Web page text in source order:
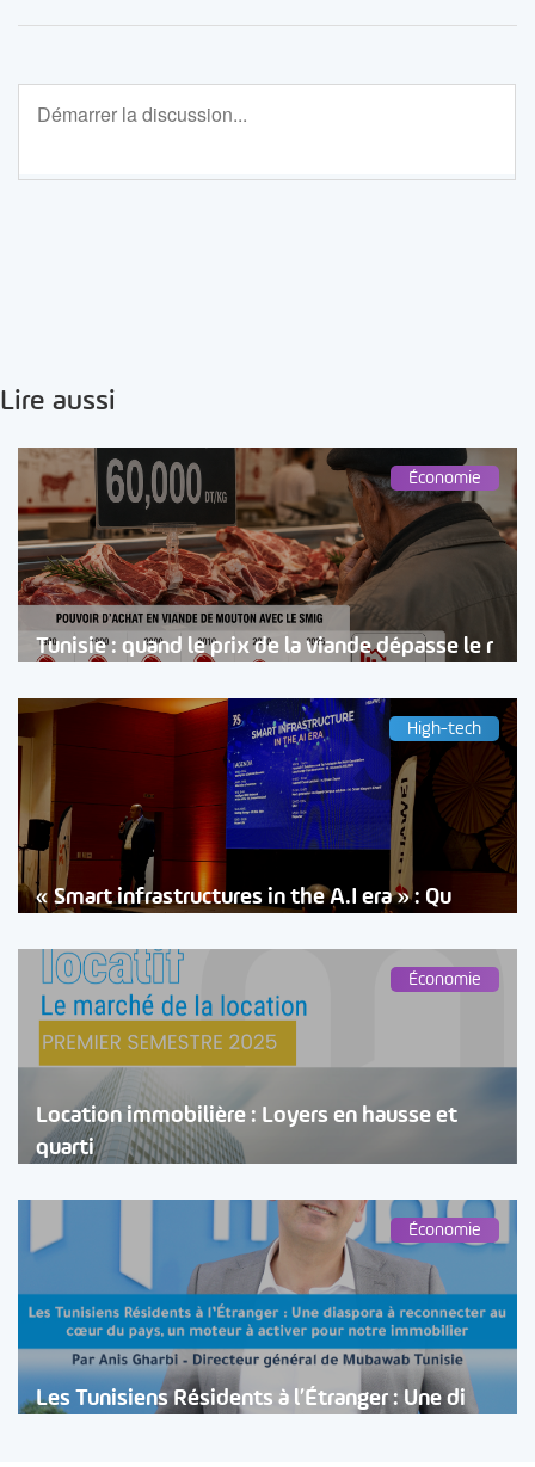
Lire aussi
Économie
Tunisie : quand le prix de la viande dépasse le r
High-tech
« Smart infrastructures in the A.I era » : Qu
Économie
Location immobilière : Loyers en hausse et
quarti
Économie
Les Tunisiens Résidents à l’Étranger : Une di